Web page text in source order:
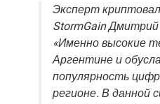
Эксперт
StormGain
«Именно высокие
Аргентине и
популярность
регионе. В данной